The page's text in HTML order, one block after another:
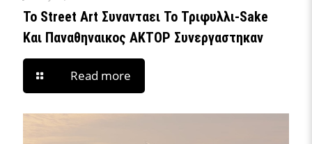
To Street Art Συνανταει Το Τριφυλλι-Sake
Και Παναθηναικος ΑΚΤΟΡ Συνεργαστηκαν
Read more